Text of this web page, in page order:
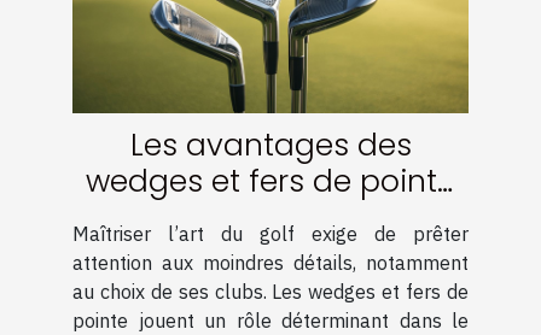
Les avantages des
wedges et fers de pointe
pour votre technique
Maîtriser l’art du golf exige de prêter
attention aux moindres détails, notamment
au choix de ses clubs. Les wedges et fers de
pointe jouent un rôle déterminant dans le